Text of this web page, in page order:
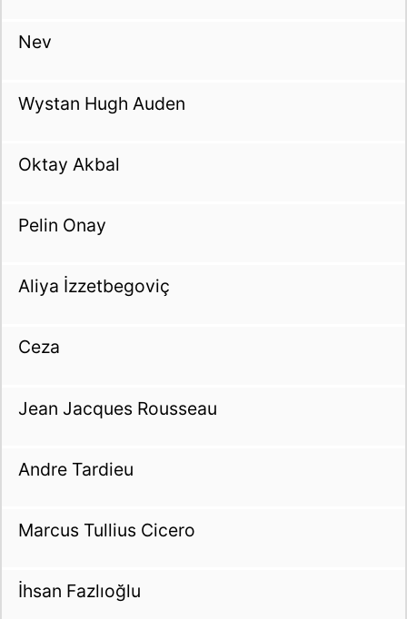
Nev
Wystan Hugh Auden
Oktay Akbal
Pelin Onay
Aliya İzzetbegoviç
Ceza
Jean Jacques Rousseau
Andre Tardieu
Marcus Tullius Cicero
İhsan Fazlıoğlu